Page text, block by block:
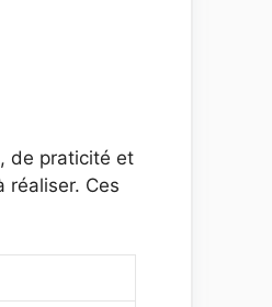
de praticité et
réaliser. Ces